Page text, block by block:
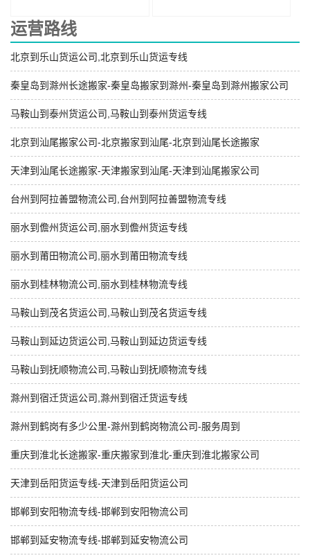
运营路线
北京到乐山货运公司,北京到乐山货运专线
秦皇岛到滁州长途搬家-秦皇岛搬家到滁州-秦皇岛到滁州搬家公司
马鞍山到泰州货运公司,马鞍山到泰州货运专线
北京到汕尾搬家公司-北京搬家到汕尾-北京到汕尾长途搬家
天津到汕尾长途搬家-天津搬家到汕尾-天津到汕尾搬家公司
台州到阿拉善盟物流公司,台州到阿拉善盟物流专线
丽水到儋州货运公司,丽水到儋州货运专线
丽水到莆田物流公司,丽水到莆田物流专线
丽水到桂林物流公司,丽水到桂林物流专线
马鞍山到茂名货运公司,马鞍山到茂名货运专线
马鞍山到延边货运公司,马鞍山到延边货运专线
马鞍山到抚顺物流公司,马鞍山到抚顺物流专线
滁州到宿迁货运公司,滁州到宿迁货运专线
滁州到鹤岗有多少公里-滁州到鹤岗物流公司-服务周到
重庆到淮北长途搬家-重庆搬家到淮北-重庆到淮北搬家公司
天津到岳阳货运专线-天津到岳阳货运公司
邯郸到安阳物流专线-邯郸到安阳物流公司
邯郸到延安物流专线-邯郸到延安物流公司